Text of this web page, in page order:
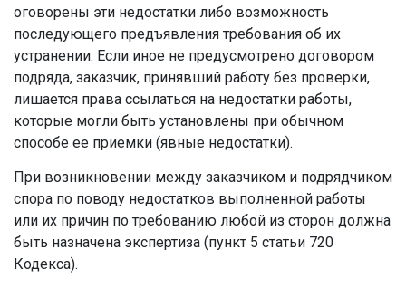
оговорены эти недостатки либо возможность
последующего предъявления требования об их
устранении. Если иное не предусмотрено договором
подряда, заказчик, принявший работу без проверки,
лишается права ссылаться на недостатки работы,
которые могли быть установлены при обычном
способе ее приемки (явные недостатки).
При возникновении между заказчиком и подрядчиком
спора по поводу недостатков выполненной работы
или их причин по требованию любой из сторон должна
быть назначена экспертиза (пункт 5 статьи 720
Кодекса).